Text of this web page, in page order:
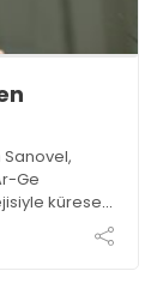
Ge
küresel
Şirket,